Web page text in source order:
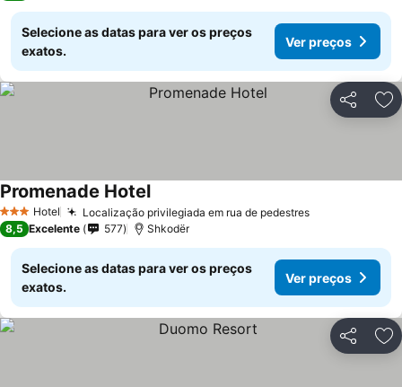
Selecione as datas para ver os preços
exatos.
Ver preços
Partilhar
3 EstrelasHotel Localização privilegiada em rua de pedestresVer preços
Promenade HotelVer preços
8,5 Excelente 577 Shkodër
Selecione as datas para ver os preços
exatos.
Ver preços
Partilhar